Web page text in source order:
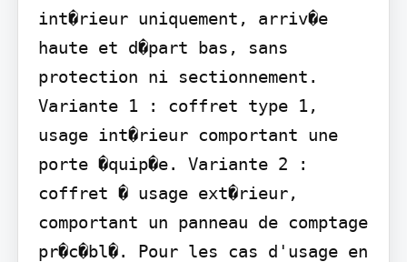
int�rieur uniquement, arriv�e
haute et d�part bas, sans
protection ni sectionnement.
Variante 1 : coffret type 1,
usage int�rieur comportant une
porte �quip�e. Variante 2 :
coffret � usage ext�rieur,
comportant un panneau de comptage
pr�c�bl�. Pour les cas d'usage en